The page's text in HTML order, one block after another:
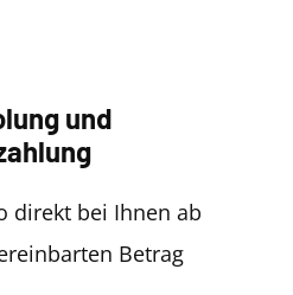
und
direkt bei Ihnen ab
Betrag